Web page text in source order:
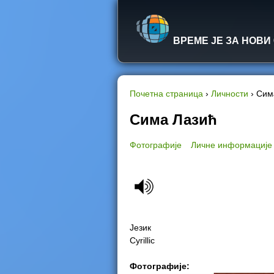
ВРЕМЕ ЈЕ ЗА НОВИ
Y
o
a
e
h
Почетна страница › Личности ›
Сима Лазић
Фотографије Личне информације
Језик
Cyrillic
Фотографије: